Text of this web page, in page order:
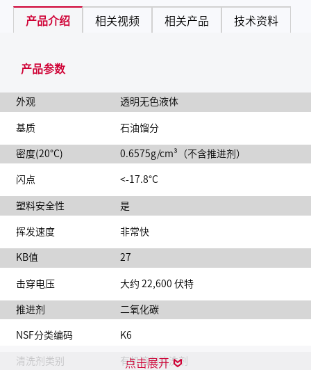
产品介绍 相关视频 相关产品 技术资料
点击展开
产品参数
外观 透明无色液体
基质 石油馏分
密度(20°C) 0.6575g/cm³（不含推进剂）
闪点 <-17.8°C
塑料安全性 是
挥发速度 非常快
KB值 27
击穿电压 大约 22,600 伏特
推进剂 二氧化碳
NSF分类编码 K6
清洗剂类别 有机溶剂清洗剂